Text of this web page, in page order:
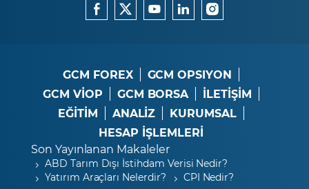
GCM FOREX
GCM OPSIYON
GCM VİOP
GCM BORSA
İLETİŞİM
EĞİTİM
ANALİZ
KURUMSAL
HESAP İŞLEMLERİ
Son Yayınlanan Makaleler
ABD Tarım Dışı İstihdam Verisi Nedir?
Yatırım Araçları Nelerdir?
CPI Nedir?